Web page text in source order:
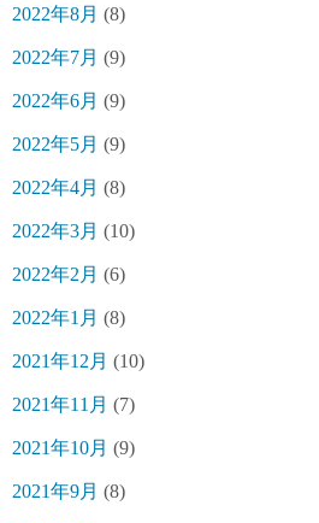
2022年8月 (8)
2022年7月 (9)
2022年6月 (9)
2022年5月 (9)
2022年4月 (8)
2022年3月 (10)
2022年2月 (6)
2022年1月 (8)
2021年12月 (10)
2021年11月 (7)
2021年10月 (9)
2021年9月 (8)